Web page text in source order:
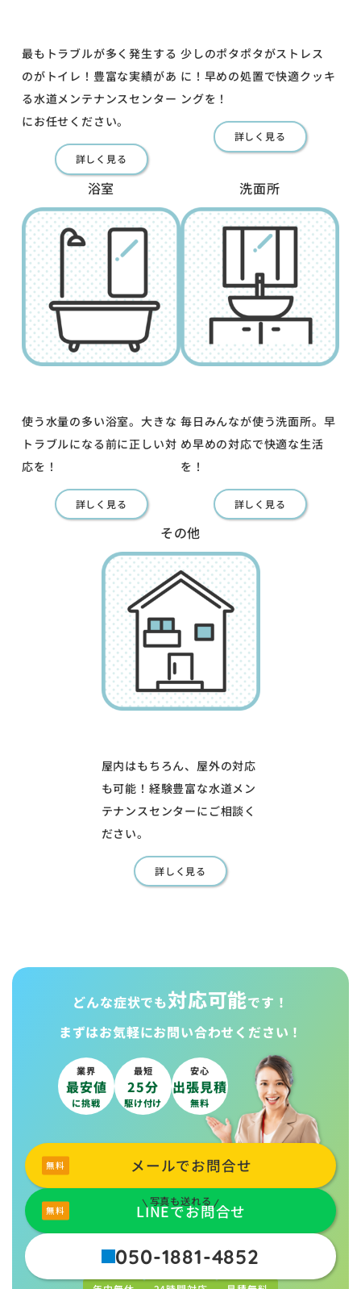
最もトラブルが多く発生する
のがトイレ！豊富な実績があ
る水道メンテナンスセンター
にお任せください。
詳しく見る
少しのポタポタがストレス
に！早めの処置で快適クッキ
ングを！
詳しく見る
浴室
使う水量の多い浴室。大きな
トラブルになる前に正しい対
応を！
詳しく見る
洗面所
毎日みんなが使う洗面所。早
め早めの対応で快適な生活
を！
詳しく見る
その他
屋内はもちろん、屋外の対応
も可能！経験豊富な水道メン
テナンスセンターにご相談く
ださい。
詳しく見る
どんな症状でも対応可能です！
まずはお気軽にお問い合わせください！
業界
最安値
に挑戦
最短
25分
駆け付け
安心
出張見積
無料
メールでお問合せ
写真も送れる
LINEでお問合せ
050-1881-4852